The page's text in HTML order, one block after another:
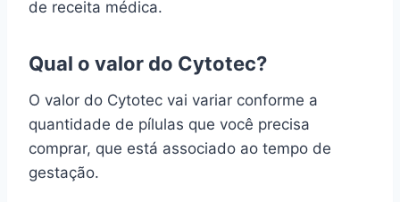
de receita médica.
Qual o valor do Cytotec?
O valor do Cytotec vai variar conforme a
quantidade de pílulas que você precisa
comprar, que está associado ao tempo de
gestação.